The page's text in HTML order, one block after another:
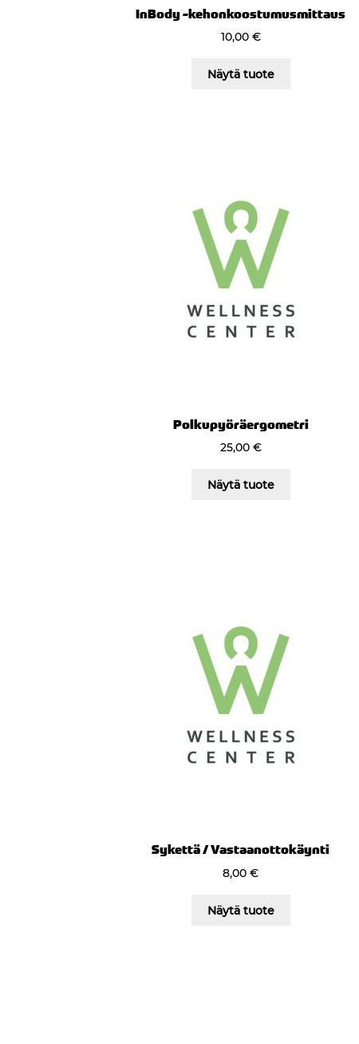
InBody -kehonkoostumusmittaus
10,00 €
Näytä tuote
Polkupyöräergometri
25,00 €
Näytä tuote
Sykettä / Vastaanottokäynti
8,00€
Näytä tuote